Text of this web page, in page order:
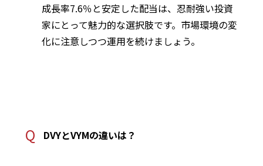
成長率7.6％と安定した配当は、忍耐強い投資
家にとって魅力的な選択肢です。市場環境の変
化に注意しつつ運用を続けましょう。
Q DVYとVYMの違いは？